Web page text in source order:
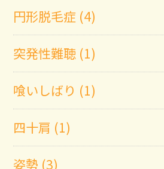
円形脱毛症 (4)
突発性難聴 (1)
喰いしばり (1)
四十肩 (1)
姿勢 (3)